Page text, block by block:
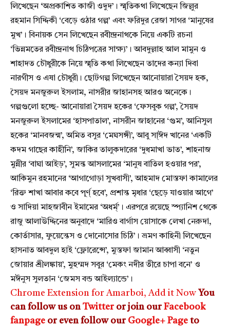
লিখেছেন ‘অপ্রকাশিত কাজী ওদুদ’। স্মৃতিকথা লিখেছেন জিল্লুর
রহমান সিদ্দিকী ‘বেড়ে ওঠার গল্প’ এবং ফরিদুর রেজা সাগর ‘মানুষের
মুখ’। বিনায়ক সেন লিখেছেন রবীন্দ্রনাথকে নিয়ে একটি রচনা
‘ভিন্নমতের রবীন্দ্রনাথ চিঠিপত্রের সাক্ষ্য’। আবদুল্লাহ আল মামুন ও
শাহাদত চৌধুরীকে নিয়ে স্মৃতি কথা লিখেছেন তাদের কন্যা দিবা
নারগীস ও এষা চৌধুরী। ছোটগল্প লিখেছেন আনোয়ারা সৈয়দ হক,
সৈয়দ মনজুরুল ইসলাম, নাসরীর জাহানসহ আরও অনেকে।
গল্পগুলো হচ্ছে- আনোয়ারা সৈয়দ হকের ‘ফেসবুক গল্প’, সৈয়দ
মনজুরুল ইসলামের ‘হাসপাতাল’, নাসরীন জাহানের ‘গুম’, আনিসুল
হকের ‘মানবজন্ম’, অমিত বসুর ‘মেঘসঙ্গী’, আবু সা্ঈদ খানের ‘একটি
কদম গাছের কাহীনি’, জাকির তালুকদারের ‘দুধমাখা ভাত’, শাহনাজ
মুন্নীর ‘বাঘা আইড়’, সুমন্ত আসলামের ‘মানুষ বাতিল হওয়ার পর’,
আকিমুন রহমানের ‘আগাগোড়া সুখবাসী’, আহমাদ মোস্তফা কামালের
‘রিক্ত শাখা আবার কবে পূর্ণ্ হবে’, প্রশান্ত মৃধার ‘ছেড়ে যাওয়ার আগে’
ও সাদিয়া মাহজাবীন ইমামের ‘অধর্ম্’। এরপরে রয়েছে স্প্যানিশ থেকে
রাজু আলাউদ্দিনের অনুবাদে ‘মারিও বার্গাস য়োসাকে লেখা নেরুদা,
কোর্তাসার, ফুয়েন্তেস ও দোনোসোর চিঠি’। ভ্রমণ কাহিনী লিখেছেন
হাসনাত আবদুল হাই ‘ফ্লোরেন্সে’, মুস্তফা জামান আব্বাসী ‘নতুন
জোয়ার শ্রীলঙ্কায়’, মুহম্মদ সবুর ‘মেকং নদীর তীরে চাপা বনে’ ও
মঈনুস সুলতান ‘জেমস বন্ড আইল্যান্ডে’।
Chrome Extension for Amarboi, Add it Now You
can follow us on Twitteror join ourFacebook
fanpage or even follow our Google+ Page to